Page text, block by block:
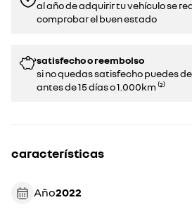
al año de adquirir tu vehículo se
comprobar el buen estado​​
satisfecho o reembolso
si no quedas satisfecho puedes
antes de 15 días o 1.000km ⁽²⁾
características
Año 2022